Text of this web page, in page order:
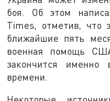
боя. Об этом
Times, отметив, что
ближайшие пять
военная помощь
закончится именно
времени.